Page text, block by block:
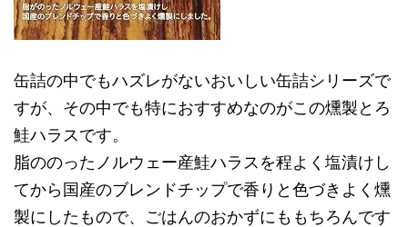
缶詰の中でもハズレがないおいしい缶詰シリーズで
すが、その中でも特におすすめなのがこの燻製とろ
鮭ハラスです。
脂ののったノルウェー産鮭ハラスを程よく塩漬けし
てから国産のブレンドチップで香りと色づきよく燻
製にしたもので、ごはんのおかずにももちろんです